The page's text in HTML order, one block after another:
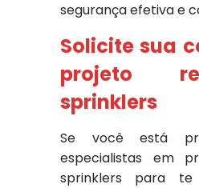
segurança efetiva e
Solicite sua
projeto
sprinklers
Se você está
especialistas em
sprinklers para